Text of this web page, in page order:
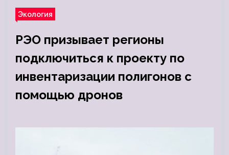
Экология
РЭО призывает регионы
подключиться к проекту по
инвентаризации полигонов с
помощью дронов